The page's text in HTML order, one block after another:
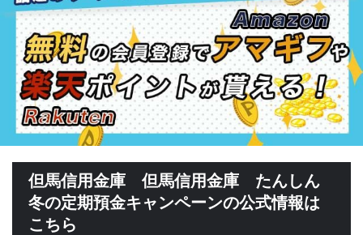
但馬信用金庫 但馬信用金庫 たんしん
冬の定期預金キャンペーンの公式情報は
こちら